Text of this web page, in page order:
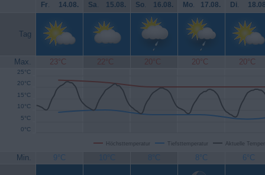
Fr. 14.08. Sa. 15.08. So. 16.08. Mo. 17.08. Di.
Tag
Max. 23°C 22°C 20°C 20°C 20°C
Höchsttemperatur Tiefsttemperatur Aktuelle
0°C
5°C
10°C
15°C
20°C
25°C
Min. 9°C 10°C 8°C 8°C 6°C